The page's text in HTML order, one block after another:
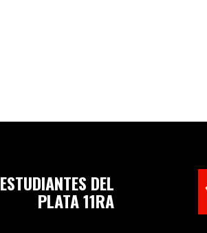
ESTUDIANTES DEL
PLATA 11RA